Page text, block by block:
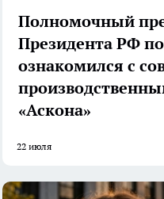
Полномочный
Президента РФ
ознакомился с
«Аскона»
22 июля